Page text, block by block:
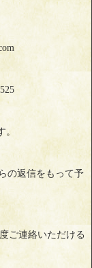
の返信をもって予
ご連絡いただける